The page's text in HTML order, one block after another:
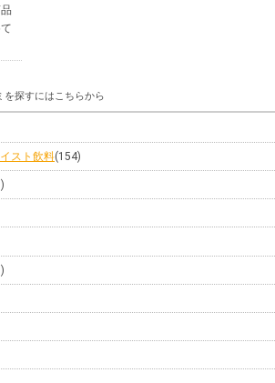
を探すにはこちらから
スト飲料(154)